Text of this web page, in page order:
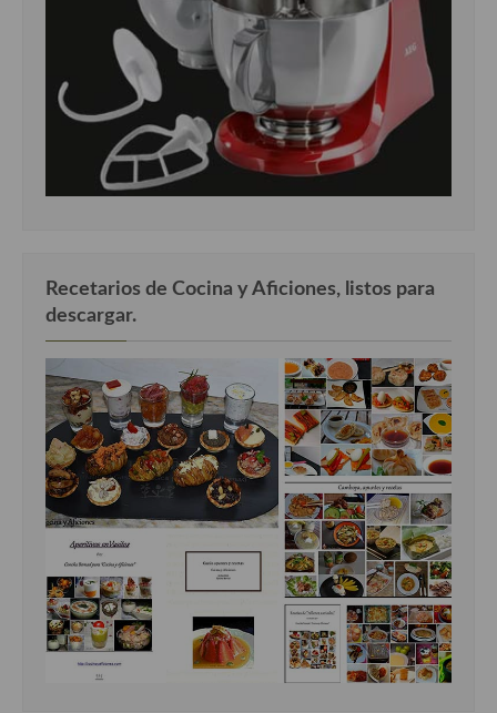
Cocina Luxemburgo
Cocina Polaca
Cocina portuguesa
Cocina Rusa
Cocina Sueca
Cocina Turca
Recetarios de Cocina y Aficiones, listos para
descargar.